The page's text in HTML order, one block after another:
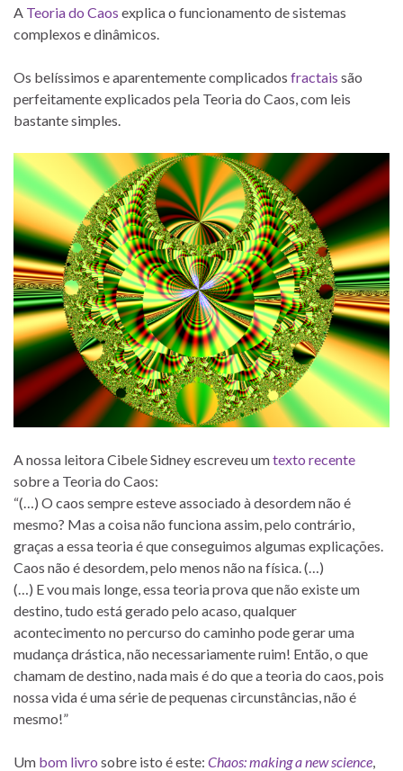
A Teoria do Caos explica o funcionamento de sistemas
complexos e dinâmicos.
Os belíssimos e aparentemente complicados fractais são
perfeitamente explicados pela Teoria do Caos, com leis
bastante simples.
A nossa leitora Cibele Sidney escreveu umtexto recente
sobre a Teoria do Caos:
“(…) O caos sempre esteve associado à desordem não é
mesmo? Mas a coisa não funciona assim, pelo contrário,
graças a essa teoria é que conseguimos algumas explicações.
Caos não é desordem, pelo menos não na física. (…)
(…) E vou mais longe, essa teoria prova que não existe um
destino, tudo está gerado pelo acaso, qualquer
acontecimento no percurso do caminho pode gerar uma
mudança drástica, não necessariamente ruim! Então, o que
chamam de destino, nada mais é do que a teoria do caos, pois
nossa vida é uma série de pequenas circunstâncias, não é
mesmo!”
Um bom livro sobre isto é este: Chaos: making a new science,